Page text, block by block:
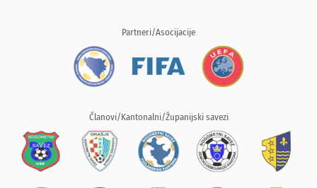
Partneri/Asocijacije
Članovi/Kantonalni/Županijski savezi